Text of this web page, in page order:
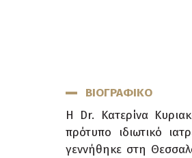
ΒΙΟΓΡΑΦΙΚΟ
Η Dr. Κατερίνα
πρότυπο ιδιωτικό
γεννήθηκε στη